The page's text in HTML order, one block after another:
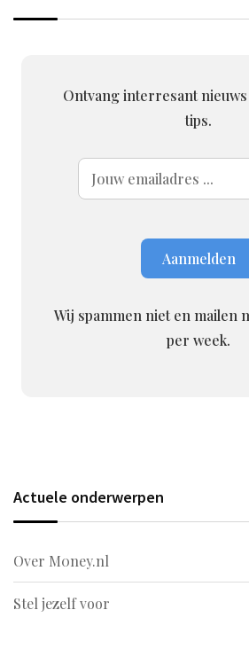
Ontvang interresant
tips.
Wij spammen niet en mailen
per week.
Actuele onderwerpen
Over M0ney.nl
Stel jezelf voor